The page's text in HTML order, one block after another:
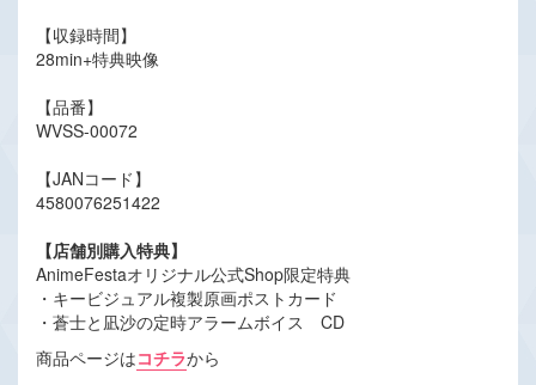
【収録時間】
28min+特典映像
【品番】
WVSS-00072
【JANコード】
4580076251422
【店舗別購入特典】
AnimeFestaオリジナル公式Shop限定特典
・キービジュアル複製原画ポストカード
・蒼士と凪沙の定時アラームボイス CD
商品ページはコチラから